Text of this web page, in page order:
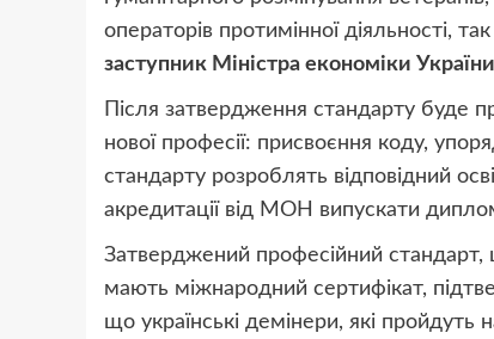
операторів протимінної діяльності,
заступник Міністра економіки
Після затвердження стандарту буде
нової професії: присвоєння коду,
стандарту розроблять відповідний
акредитації від МОН випускати
Затверджений професійний стандарт,
мають міжнародний сертифікат,
що українські демінери, які